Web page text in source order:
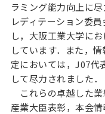
ラミング能力向上に
レディテーション委
し，大阪工業大学に
しています．また，
定においては，J07代
して尽力されました．
これらの卓越した
産業大臣表彰，本会